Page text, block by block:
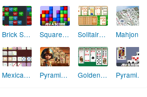
Brick Shooter Square Assembler Solitaire Tri Tower
Mexican Dominos Pyramid Solitaire Ancient Egypt Golden Réussite Pyramide Solitaire